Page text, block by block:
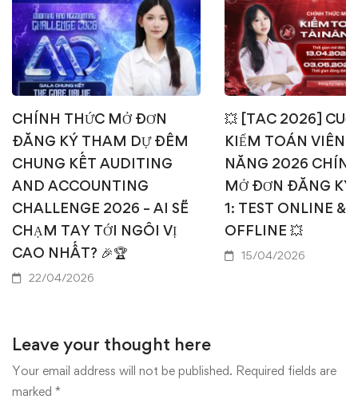
CHÍNH THỨC MỞ ĐƠN
ĐĂNG KÝ THAM DỰ ĐÊM
CHUNG KẾT AUDITING
AND ACCOUNTING
CHALLENGE 2026 – AI SẼ
CHẠM TAY TỚI NGÔI VỊ
CAO NHẤT? 🎉🏆
22/04/2026
💥 [TAC 2026]
KIỂM TOÁN VIÊN
NĂNG 2026
MỞ ĐƠN ĐĂNG KÝ
1: TEST ONLINE &
OFFLINE 💥
15/04/2026
Leave your thought here
Your email address will not be published. Required fields are
marked *